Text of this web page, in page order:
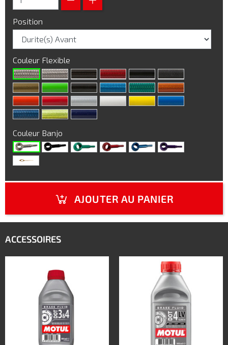
Position
Couleur Flexible
Couleur Banjo
AJOUTER AU PANIER
ACCESSOIRES